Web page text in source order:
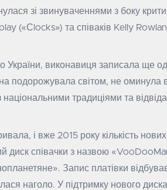
зі звинуваченнями з боку
(«Сlocks») та співаків Kelly
України, виконавиця записала ще
подорожувала світом, не оминула
традиціями та
і вже 2015 року кількість
диск співачки з назвою
Запис платівки
наголо. У підтримку нового